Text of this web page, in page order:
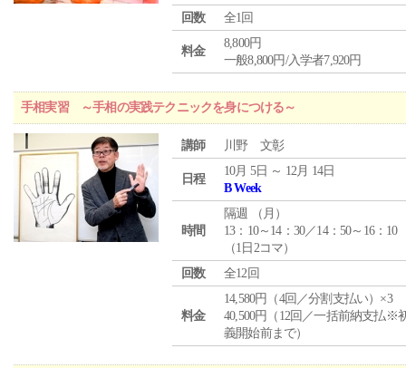
回数
全1回
料金
8,800円
一般8,800円/入学者7,920円
手相実習 ～手相の実践テクニックを身につける～
講師 川野 文彰
日程
10月 5日 ～ 12月 14日
B Week
時間
隔週 （ 月 ）
13：10～14：30／14：50～16：10
（1日2コマ）
回数
全12回
料金
14,580円（4回／分割支払い）×3
40,500円（12回／一括前納支払※
義開始前まで）